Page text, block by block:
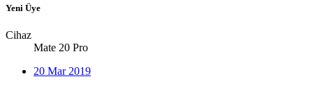
Yeni Üye
Cihaz
Mate 20 Pro
20 Mar 2019